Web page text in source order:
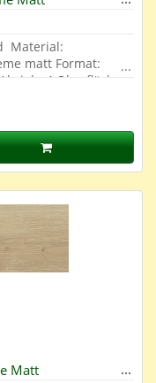
Material:
matt Format:
4 Oberfläche:
Matt